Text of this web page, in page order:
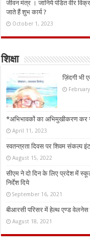
जीवन मंत्र । जानिये पंडित वीर
जाते हैं शुभ कार्य ?
October 1, 2023
शिक्षा
ज़िंदगी भी
*अभिभावकों का अभिमुखीकरण
April 11, 2023
स्वतन्त्रता दिवस पर शिवम संकल्प
August 15, 2022
सीएम ने दो दिन के लिए प्रदेश में
निर्देश दिये
September 16, 2021
बीआरसी परिसर में हेल्थ एण्ड वेलनेस
August 18, 2021